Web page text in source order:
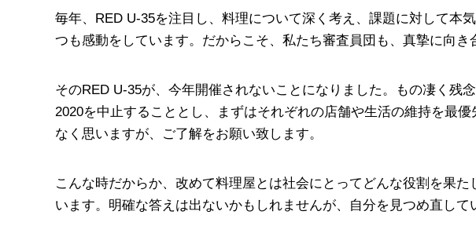
毎年、RED U-35を注目し、料理について深く考え、課題に対して本
つも感動をしています。だからこそ、私たち審査員団も、真摯に向き
そのRED U-35が、今年開催されないことになりました。もの凄く残
2020を中止することとし、まずはそれぞれの店舗や生活の維持を最
なく思いますが、ご了解をお願い致します。
こんな時だからか、改めて料理屋とは社会にとってどんな役割を果
います。明確な答えは出ないかもしれませんが、自分を見つめ直して